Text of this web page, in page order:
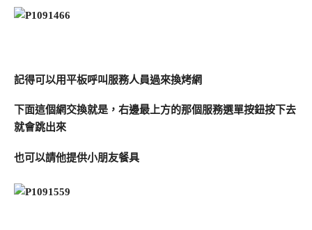
記得可以用平板呼叫服務人員過來換烤網
下面這個網交換就是，右邊最上方的那個服務選單按鈕按下去
就會跳出來
也可以請他提供小朋友餐具